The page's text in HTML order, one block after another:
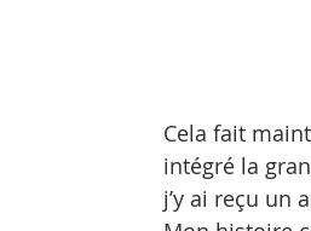
Cela fait
intégré la
j’y ai reçu un